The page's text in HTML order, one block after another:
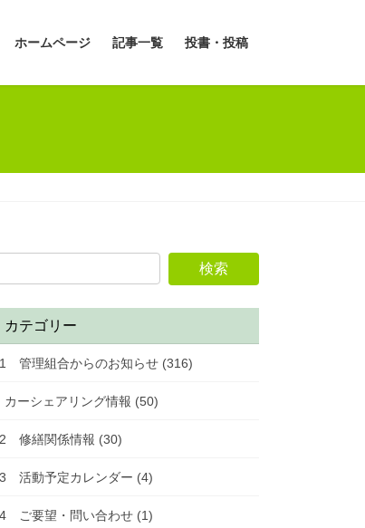
ホームページ 記事一覧 投書・投稿
カテゴリー
管理組合からのお知らせ (316)
カーシェアリング情報 (50)
修繕関係情報 (30)
活動予定カレンダー (4)
ご要望・問い合わせ (1)